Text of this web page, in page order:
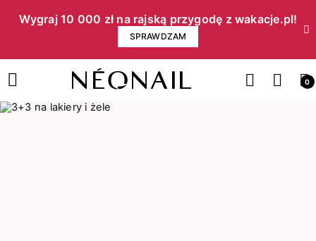
Wygraj 10 000 zł na rajską przygodę z wakacje.pl!​
SPRAWDZAM
0